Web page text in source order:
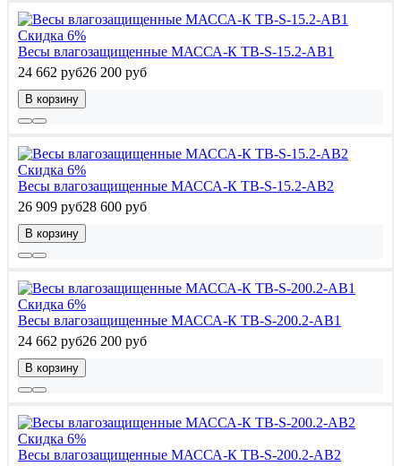
Скидка 6%
Весы влагозащищенные МАССА-К TB-S-15.2-AB1
24 662 руб26 200 руб
В корзину
Скидка 6%
Весы влагозащищенные МАССА-К TB-S-15.2-AB2
26 909 руб28 600 руб
В корзину
Скидка 6%
Весы влагозащищенные МАССА-К TB-S-200.2-AB1
24 662 руб26 200 руб
В корзину
Скидка 6%
Весы влагозащищенные МАССА-К TB-S-200.2-AB2